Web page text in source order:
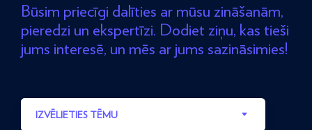
Būsim priecīgi dalīties ar mūsu zināšanām,
pieredzi un ekspertīzi. Dodiet ziņu, kas tieši
jums interesē, un mēs ar jums sazināsimies!
IZVĒLIETIES TĒMU